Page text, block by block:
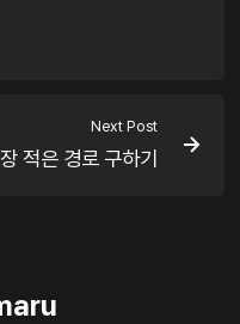
Next Post
적은 경로 구하기